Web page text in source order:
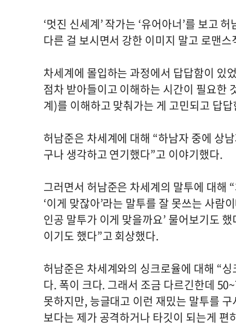
‘멋진 신세계’ 작가는 ‘유어아너’를 보고
다른 걸 보시면서 강한 이미지 말고 로맨
차세계에 몰입하는 과정에서 답답함이 있
점차 받아들이고 이해하는 시간이 필요한
계)를 이해하고 맞춰가는 게 고민되고 답
허남준은 차세계에 대해 “하남자 중에 상
구나 생각하고 연기했다”고 이야기했다.
그러면서 허남준은 차세계의 말투에 대해
‘이게 맞잖아’라는 말투를 잘 못쓰는 사람
인공 말투가 이게 맞을까요’ 물어보기도
이기도 했다”고 회상했다.
허남준은 차세계와의 싱크로율에 대해 “
다. 폭이 크다. 그래서 조금 다르긴한데
못하지만, 능글대고 이런 재밌는 말투를
보다는 제가 공격하거나 타깃이 되는게